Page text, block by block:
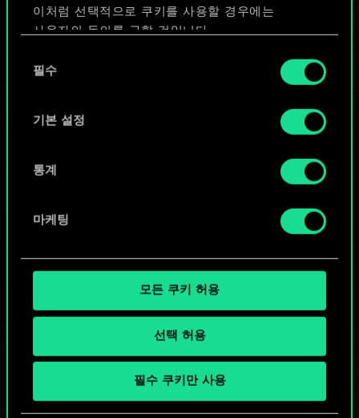
이처럼 선택적으로 쿠키를 사용할 경우에는
사용자의 동의를 구할 것입니다.
쿠키 사용에 관한 세부 사항이나 관련 설정은 아래의
필수
기본 설정
통계
마케팅
모든 쿠키 허용
선택 허용
필수 쿠키만 사용
덱 편집